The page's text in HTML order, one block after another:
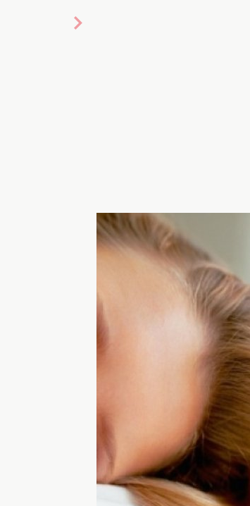
непростительная нелюбовь к
- это грех. Если ты себя не
другие? Любовь к себе – это не
ты есть сейчас. В этом вся фишка.
волосы, тонкая талия, упругая
бедра делали мою фигуру очень
мной не познакомился мужчина. Я все
– обязательная прогулка, не для
Меня хотели, обожали,
замуж. Это был второй брак.
28. Я думала, что это любовь
развода поправилась на… 30